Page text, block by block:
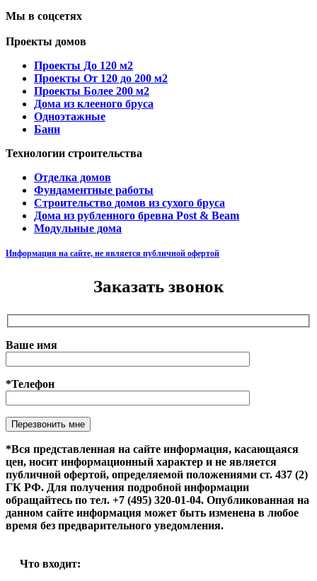
Мы в соцсетях
Проекты домов
Проекты До 120 м2
Проекты От 120 до 200 м2
Проекты Более 200 м2
Дома из клееного бруса
Одноэтажные
Бани
Технологии строительства
Отделка домов
Фундаментные работы
Строительство домов из сухого бруса
Дома из рубленного бревна Post & Beam
Модульные дома
Информация на сайте, не является публичной офертой
Заказать звонок
Ваше имя
*Телефон
Оставьте это поле пустым.
*Вся представленная на сайте информация, касающаяся
цен, носит информационный характер и не является
публичной офертой, определяемой положениями ст. 437 (2)
ГК РФ. Для получения подробной информации
обращайтесь по тел. +7 (495) 320-01-04. Опубликованная на
данном сайте информация может быть изменена в любое
время без предварительного уведомления.
Что входит: